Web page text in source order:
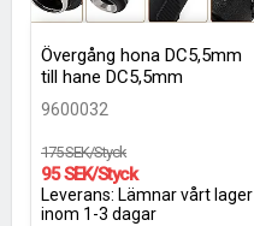
Övergång hona DC5,5mm
till hane DC5,5mm
9600032
175 SEK/Styck
95 SEK/Styck
Leverans: Lämnar vårt lager
inom 1-3 dagar